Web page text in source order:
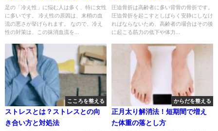
法。
足の「冷え性」に悩む人は多く、特に女性
に多いです。 冷え性の原因は、末梢の血
流の悪さが挙げられます。 なので、冷え
性の対策は、この抹消血流を...
圧迫骨折は高齢者に多い背骨の骨折です。
圧迫骨折を起こすとしばらく安静にしなけ
ればならないため、高齢者の場合はその後
に起こる筋力の低下や体力...
こころを整える
ストレスとは？ストレスとの向
き合い方と対処法
からだを整える
正月太り解消法！短期間で増え
た体重の落とし方